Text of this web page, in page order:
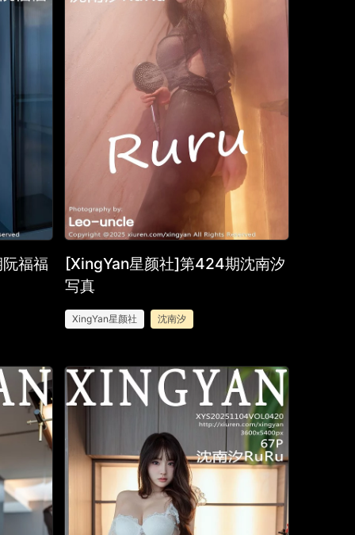
福福
[XingYan星颜社]第424期沈南汐
写真
XingYan星颜社 沈南汐